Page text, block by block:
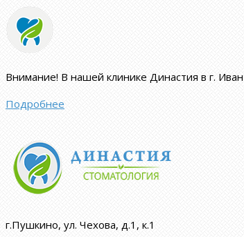
Внимание! В нашей клинике Династия в г.
Подробнее
г.Пушкино, ул. Чехова, д.1, к.1